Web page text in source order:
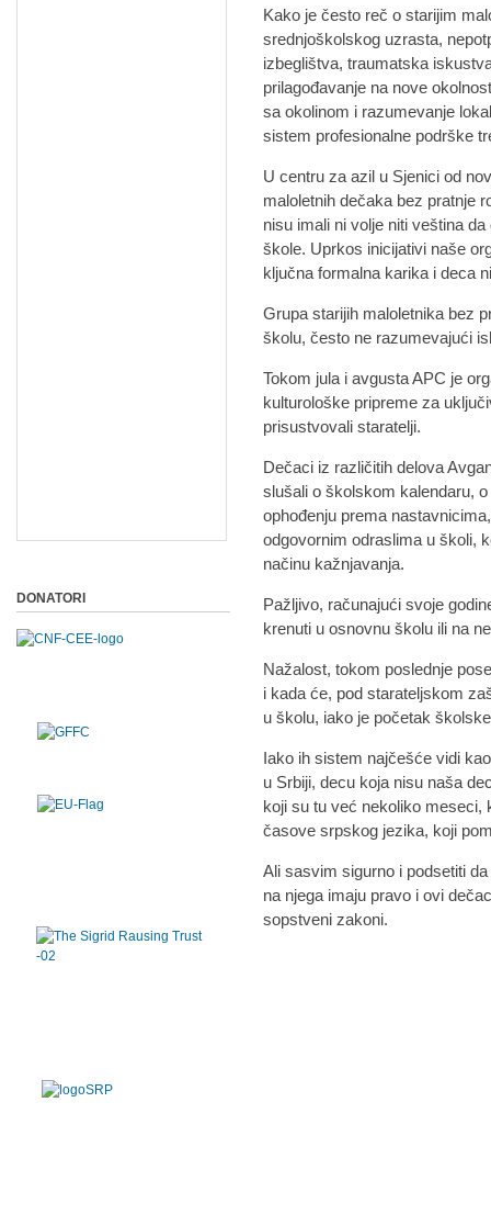
Kako je često reč o starijim
srednjoškolskog uzrasta,
izbeglištva, traumatska
prilagođavanje na nove
sa okolinom i razumevanje
sistem profesionalne podrške
U centru za azil u Sjenici od
maloletnih dečaka bez pratnje
nisu imali ni volje niti veština
škole. Uprkos inicijativi naše
ključna formalna karika i deca
Grupa starijih maloletnika bez
školu, često ne razumevajući
Tokom jula i avgusta APC je
kulturološke pripreme za
prisustvovali staratelji.
Dečaci iz različitih delova
slušali o školskom kalendaru,
ophođenju prema
odgovornim odraslima u školi,
načinu kažnjavanja.
Pažljivo, računajući svoje
krenuti u osnovnu školu ili na
Nažalost, tokom poslednje
i kada će, pod starateljskom
u školu, iako je početak
Iako ih sistem najčešće vidi
u Srbiji, decu koja nisu naša
koji su tu već nekoliko meseci,
časove srpskog jezika, koji
Ali sasvim sigurno i podsetiti
na njega imaju pravo i ovi
sopstveni zakoni.
DONATORI